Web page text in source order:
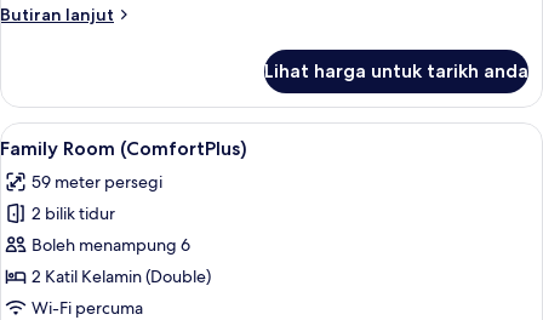
Butiran lanjut
Butiran
Room
(ClassicPlus)
Lihat harga untuk tarikh anda
Lihat
semua
foto
untuk
Family
Room
(ComfortPlus)
Family Room (ComfortPlus) |
4
Family Room (ComfortPlus)
59 meter persegi
2 bilik tidur
Boleh menampung 6
2 Katil Kelamin (Double)
Wi-Fi percuma